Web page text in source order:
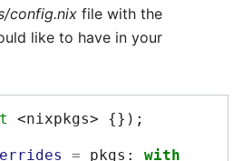
config.nix file with the
like to have in your
<nixpkgs>
{});
= pkgs :
with